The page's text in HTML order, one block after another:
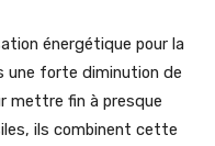
énergétique pour la
une forte diminution de
mettre fin à presque
ils combinent cette